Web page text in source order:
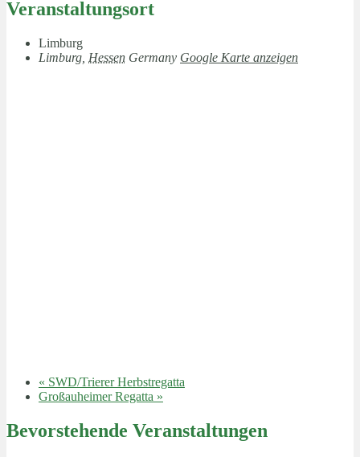
Veranstaltungsort
Limburg
Limburg Hessen Germany Google Karte anzeigen
« SWD/Trierer Herbstregatta
Großauheimer Regatta »
Bevorstehende Veranstaltungen